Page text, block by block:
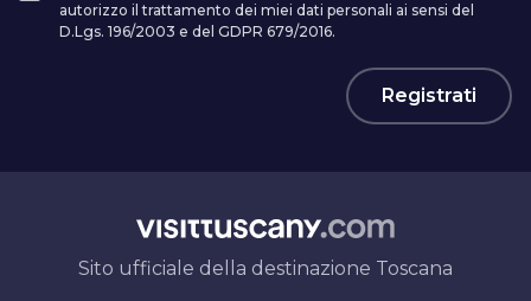
autorizzo il trattamento dei miei dati personali ai sensi del
D.Lgs. 196/2003 e del GDPR 679/2016.
Registrati
Sito ufficiale della destinazione Toscana